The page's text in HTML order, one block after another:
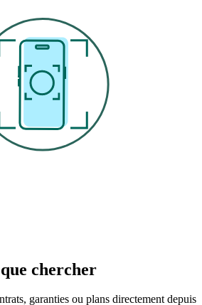
chercher
garanties ou plans directement depuis